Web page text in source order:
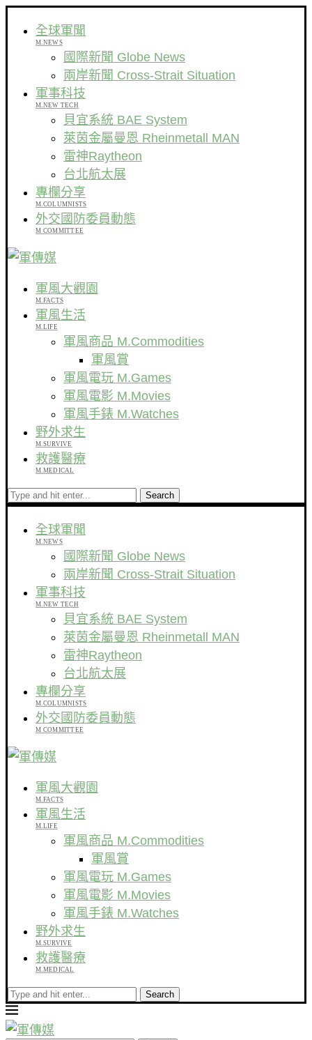
全球軍聞
M.NEWS
國際新聞 Globe News
兩岸新聞 Cross-Strait Situation
軍事科技
M.NEW TECH
貝宜系統 BAE System
萊茵金屬曼恩 Rheinmetall MAN
雷神Raytheon
台北航太展
專欄分享
M.COLUMNISTS
外交國防委員動態
M COMMITTEE
軍風大觀園
M.FACTS
軍風生活
M.LIFE
軍風商品 M.Commodities
軍風賞
軍風電玩 M.Games
軍風電影 M.Movies
軍風手錶 M.Watches
野外求生
M.SURVIVE
救護醫療
M.MEDICAL
Search
全球軍聞
M.NEWS
國際新聞 Globe News
兩岸新聞 Cross-Strait Situation
軍事科技
M.NEW TECH
貝宜系統 BAE System
萊茵金屬曼恩 Rheinmetall MAN
雷神Raytheon
台北航太展
專欄分享
M.COLUMNISTS
外交國防委員動態
M COMMITTEE
軍風大觀園
M.FACTS
軍風生活
M.LIFE
軍風商品 M.Commodities
軍風賞
軍風電玩 M.Games
軍風電影 M.Movies
軍風手錶 M.Watches
野外求生
M.SURVIVE
救護醫療
M.MEDICAL
Search